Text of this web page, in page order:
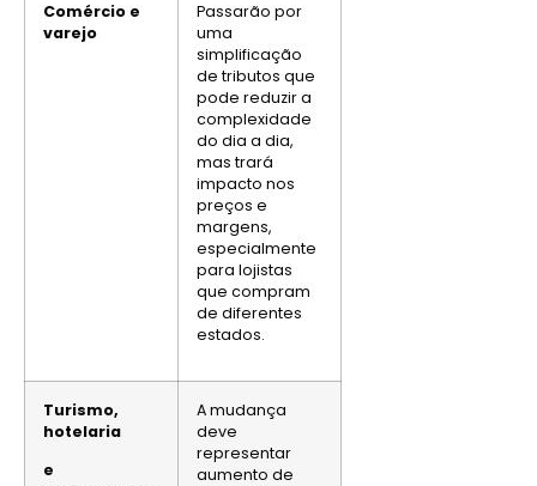
Comércio e
varejo
Passarão por
uma
simplificação
de tributos que
pode reduzir a
complexidade
do dia a dia,
mas trará
impacto nos
preços e
margens,
especialmente
para lojistas
que compram
de diferentes
estados.
Turismo,
hotelaria
e
A mudança
deve
representar
aumento de